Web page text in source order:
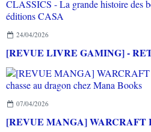
24/04/2026
07/04/2026